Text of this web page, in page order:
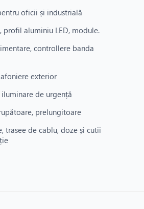
oficii și industrială
profil aluminiu LED, module.
controllere banda
exterior
iluminare de urgență
prelungitoare
trasee de cablu, doze și cutii